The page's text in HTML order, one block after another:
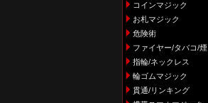
コインマジック
お札マジック
危険術
ファイヤー/タバコ/煙
指輪/ネックレス
輪ゴムマジック
貫通/リンキング